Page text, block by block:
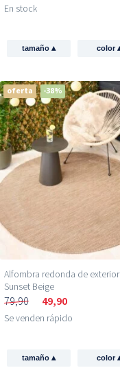
En stock
tamaño ▴ color
oferta -38%
Alfombra redonda de
Sunset Beige
79,90 49,90
Se venden rápido
tamaño ▴ color